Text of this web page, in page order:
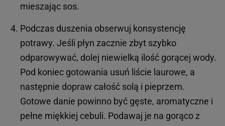
mieszając sos.
Podczas duszenia obserwuj konsystencję
potrawy. Jeśli płyn zacznie zbyt szybko
odparowywać, dolej niewielką ilość gorącej wody.
Pod koniec gotowania usuń liście laurowe, a
następnie dopraw całość solą i pieprzem.
Gotowe danie powinno być gęste, aromatyczne i
pełne miękkiej cebuli. Podawaj je na gorąco z